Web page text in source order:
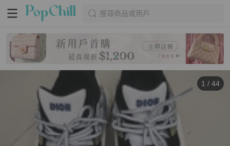
搜尋商品或用戶
1 / 44